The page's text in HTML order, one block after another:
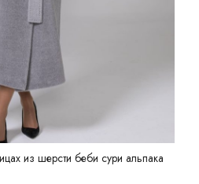
из шерсти беби сури альпака